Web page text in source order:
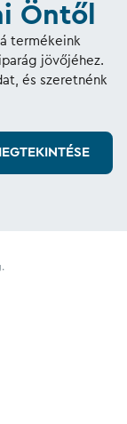
Öntől
termékeink
jövőjéhez.
és szeretnénk